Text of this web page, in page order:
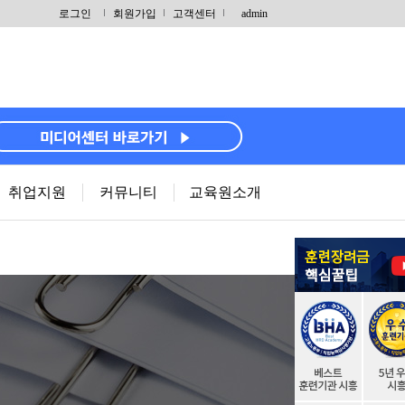
로그인 회원가입 고객센터 admin
취업지원 커뮤니티 교육원소개